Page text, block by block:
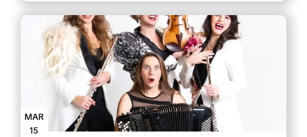
MAR
15